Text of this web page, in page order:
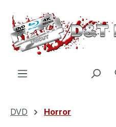
Zum Hauptinhalt springen
DVD Horror